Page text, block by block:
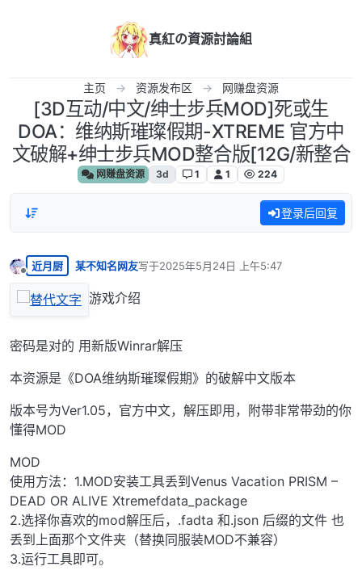
真紅の資源討論組
主页 资源发布区 网赚盘资源
[3D互动/中文/绅士步兵MOD]死或生
DOA：维纳斯璀璨假期-XTREME 官方中
文破解+绅士步兵MOD整合版[12G/新整合
网赚盘资源 3d 1 1 224
登录后回复
离线
近月厨 某不知名网友写于2025年5月24日 上午5:47
最后由 编辑
游戏介绍
密码是对的 用新版Winrar解压
本资源是《DOA维纳斯璀璨假期》的破解中文版本
版本号为Ver1.05，官方中文，解压即用，附带非常带劲的你
懂得MOD
MOD
使用方法：1.MOD安装工具丢到Venus Vacation PRISM –
DEAD OR ALIVE Xtremefdata_package
2.选择你喜欢的mod解压后，.fadta 和.json 后缀的文件 也
丢到上面那个文件夹（替换同服装MOD不兼容）
3.运行工具即可。